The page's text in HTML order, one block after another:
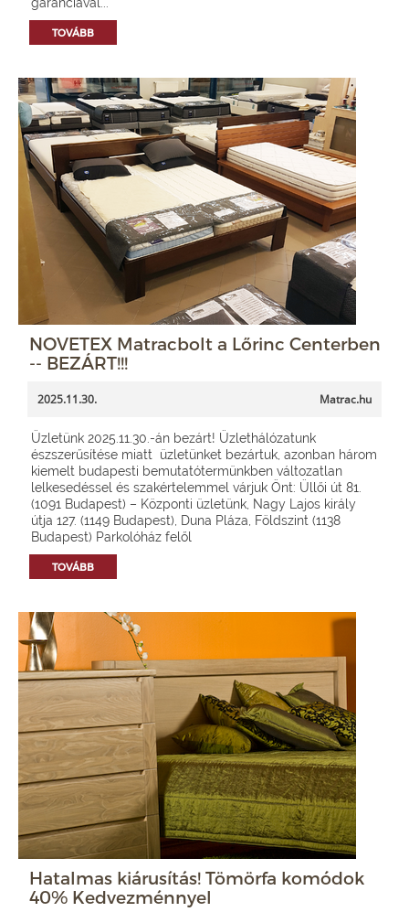
TOVÁBB
NOVETEX Matracbolt a Lőrinc Centerben
-- BEZÁRT!!!
2025.11.30. Matrac.hu
Üzletünk 2025.11.30.-án bezárt! Üzlethálózatunk
észszerűsítése miatt üzletünket bezártuk, azonban három
kiemelt budapesti bemutatótermünkben változatlan
lelkesedéssel és szakértelemmel várjuk Önt: Üllői út 81.
(1091 Budapest) – Központi üzletünk, Nagy Lajos király
útja 127. (1149 Budapest), Duna Pláza, Földszint (1138
Budapest) Parkolóház felől
TOVÁBB
Hatalmas kiárusítás! Tömörfa komódok
40% Kedvezménnyel